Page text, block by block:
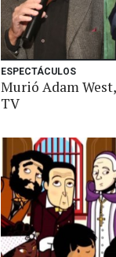
ESPECTÁCULOS
Murió Adam
TV